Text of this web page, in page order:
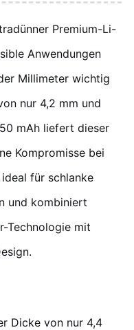
Premium-Li-
Anwendungen
Millimeter wichtig
nur 4,2 mm und
mAh liefert dieser
Kompromisse bei
für schlanke
und kombiniert
Technologie mit
Dicke von nur 4,4